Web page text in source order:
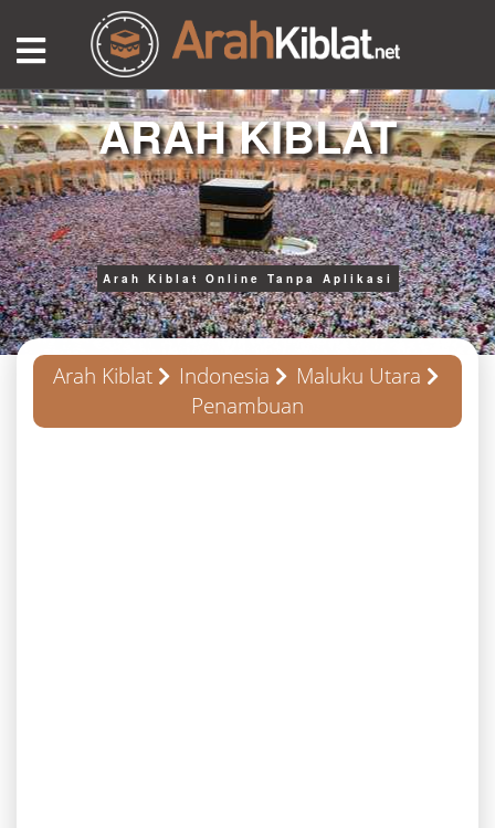
ARAH KIBLAT
Arah Kiblat Online Tanpa Aplikasi
Arah Kiblat Indonesia
Maluku Utara
Penambuan